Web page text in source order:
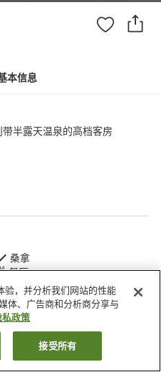
本信息
半露天温泉的高档客房
桑拿
餐厅
伊豆高原龟之井酒店
房
验，并分析我们网站的性能
体、广告商和分析商分享与
私政策
接受所有